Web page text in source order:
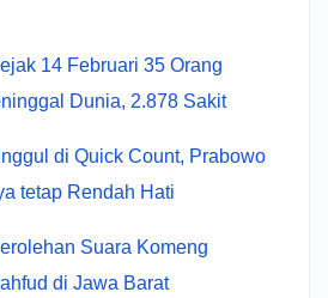
14 Februari 35 Orang
Dunia, 2.878 Sakit
di Quick Count, Prabowo
tetap Rendah Hati
Suara Komeng
di Jawa Barat